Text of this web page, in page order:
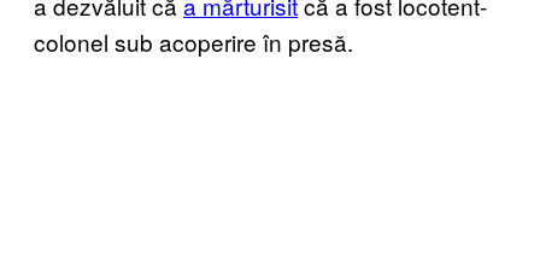
colonel sub acoperire în presă.